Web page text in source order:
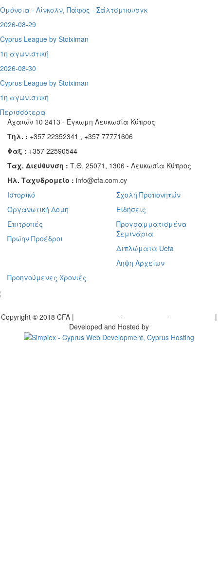
Ομόνοια - Λίνκολν, Πάφος - Σάλτσμπουργκ
2026-08-29
Cyprus League by Stoiximan
1η αγωνιστική
2026-08-30
Cyprus League by Stoiximan
1η αγωνιστική
Περισσότερα
Αχαιών 10 2413 - Έγκωμη Λευκωσία Κύπρος
Τηλ. : +357 22352341 , +357 77771606
Φαξ : +357 22590544
Ταχ. Διεύθυνση : Τ.Θ. 25071, 1306 - Λευκωσία Κύπρος
Ηλ. Ταχυδρομείο : info@cfa.com.cy
Ιστορικό
Οργανωτική Δομή
Επιτροπές
Πρώην Προέδροι
Σχολή Προπονητών
Ειδήσεις
Προγραμματισμένα
Σεμινάρια
Διπλώματα Uefa
Ληψη Αρχείων
Προηγούμενες Χρονιές
Copyright © 2018 CFA | - -
|
Developed and Hosted by